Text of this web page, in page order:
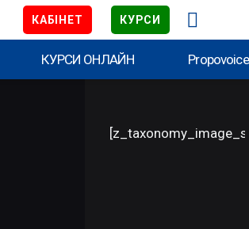
КАБІНЕТ КУРСИ
КУРСИ ОНЛАЙН